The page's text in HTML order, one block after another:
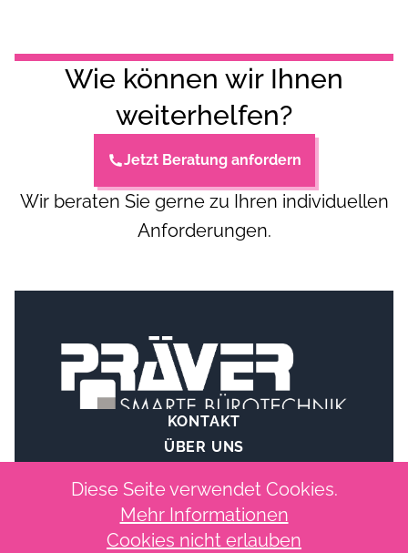
Wie können wir Ihnen
weiterhelfen?
Jetzt Beratung anfordern
Wir beraten Sie gerne zu Ihren individuellen
Anforderungen.
KONTAKT
ÜBER UNS
Diese Seite verwendet Cookies.
Mehr Informationen
Cookies nicht erlauben